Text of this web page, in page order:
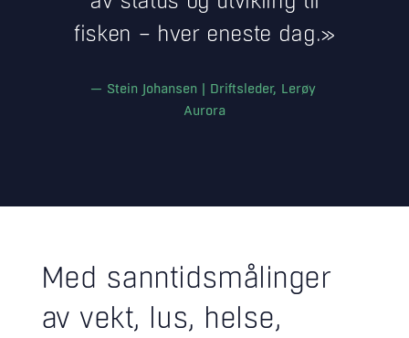
fisken – hver eneste dag.»
— Stein Johansen | Driftsleder, Lerøy
Aurora
Med sanntidsmålinger
av vekt, lus, helse,